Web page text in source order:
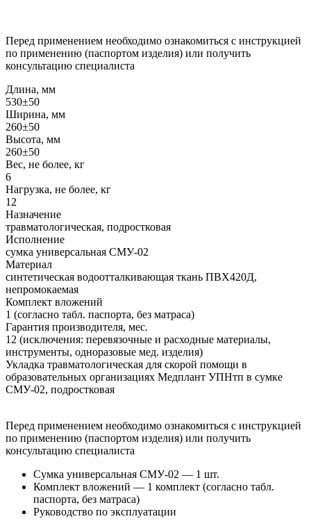
Перед применением необходимо ознакомиться с инструкцией
по применению (паспортом изделия) или получить
консультацию специалиста
Длина, мм
530±50
Ширина, мм
260±50
Высота, мм
260±50
Вес, не более, кг
6
Нагрузка, не более, кг
12
Назначение
травматологическая, подростковая
Исполнение
сумка универсальная СМУ-02
Материал
синтетическая водоотталкивающая ткань ПВХ420Д,
непромокаемая
Комплект вложений
1 (согласно табл. паспорта, без матраса)
Гарантия производителя, мес.
12 (исключения: перевязочные и расходные материалы,
инструменты, одноразовые мед. изделия)
Укладка травматологическая для скорой помощи в
образовательных организациях Медплант УПНтп в сумке
СМУ-02, подростковая
Перед применением необходимо ознакомиться с инструкцией
по применению (паспортом изделия) или получить
консультацию специалиста
Сумка универсальная СМУ-02 — 1 шт.
Комплект вложений — 1 комплект (согласно табл.
паспорта, без матраса)
Руководство по эксплуатации